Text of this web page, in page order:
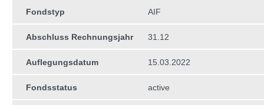
Fondstyp AIF
Abschluss Rechnungsjahr 31.12
Auflegungsdatum 15.03.2022
Fondsstatus active